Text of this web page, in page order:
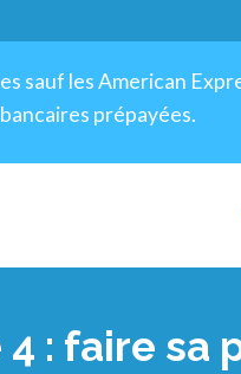
sauf les American
prépayées.
4 : faire sa